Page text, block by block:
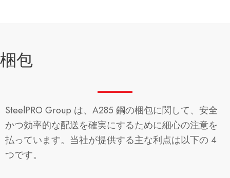
梱包
SteelPRO Group は、A285 鋼の梱包に関して、安全
かつ効率的な配送を確実にするために細心の注意を
払っています。当社が提供する主な利点は以下の 4
つです。